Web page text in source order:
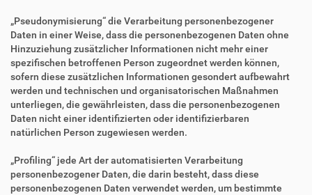
„Pseudonymisierung“ die Verarbeitung personenbezogener
Daten in einer Weise, dass die personenbezogenen Daten ohne
Hinzuziehung zusätzlicher Informationen nicht mehr einer
spezifischen betroffenen Person zugeordnet werden können,
sofern diese zusätzlichen Informationen gesondert aufbewahrt
werden und technischen und organisatorischen Maßnahmen
unterliegen, die gewährleisten, dass die personenbezogenen
Daten nicht einer identifizierten oder identifizierbaren
natürlichen Person zugewiesen werden.
„Profiling“ jede Art der automatisierten Verarbeitung
personenbezogener Daten, die darin besteht, dass diese
personenbezogenen Daten verwendet werden, um bestimmte